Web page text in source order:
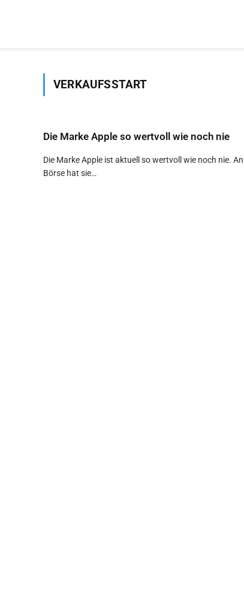
VERKAUFSSTART
Die Marke Apple so wertvoll wie noch nie
Die Marke Apple ist aktuell so wertvoll wie noch nie.
Börse hat sie…